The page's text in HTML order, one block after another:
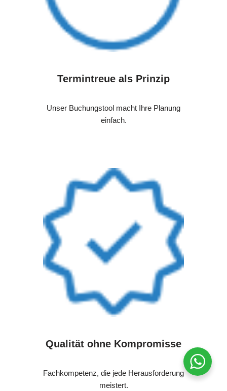
Termintreue als Prinzip
Unser Buchungstool macht Ihre Planung
einfach.
Qualität ohne Kompromisse
Fachkompetenz, die jede Herausforderung
meistert.